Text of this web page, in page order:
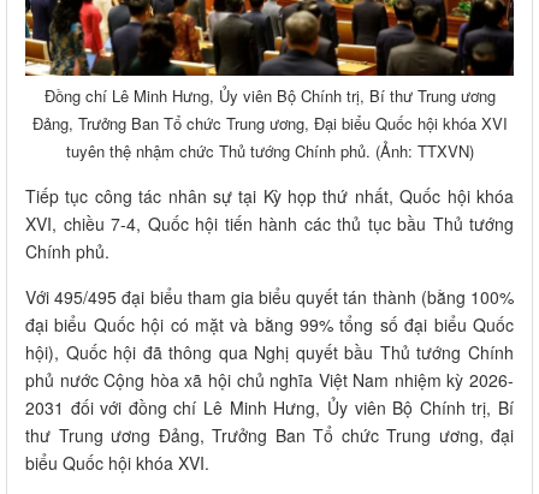
Đồng chí Lê Minh Hưng, Ủy viên Bộ Chính trị, Bí thư Trung ương
Đảng, Trưởng Ban Tổ chức Trung ương, Đại biểu Quốc hội khóa XVI
tuyên thệ nhậm chức Thủ tướng Chính phủ. (Ảnh: TTXVN)
Tiếp tục công tác nhân sự tại Kỳ họp thứ nhất, Quốc hội khóa
XVI, chiều 7-4, Quốc hội tiến hành các thủ tục bầu Thủ tướng
Chính phủ.
Với 495/495 đại biểu tham gia biểu quyết tán thành (bằng 100%
đại biểu Quốc hội có mặt và bằng 99% tổng số đại biểu Quốc
hội), Quốc hội đã thông qua Nghị quyết bầu Thủ tướng Chính
phủ nước Cộng hòa xã hội chủ nghĩa Việt Nam nhiệm kỳ 2026-
2031 đối với đồng chí Lê Minh Hưng, Ủy viên Bộ Chính trị, Bí
thư Trung ương Đảng, Trưởng Ban Tổ chức Trung ương, đại
biểu Quốc hội khóa XVI.